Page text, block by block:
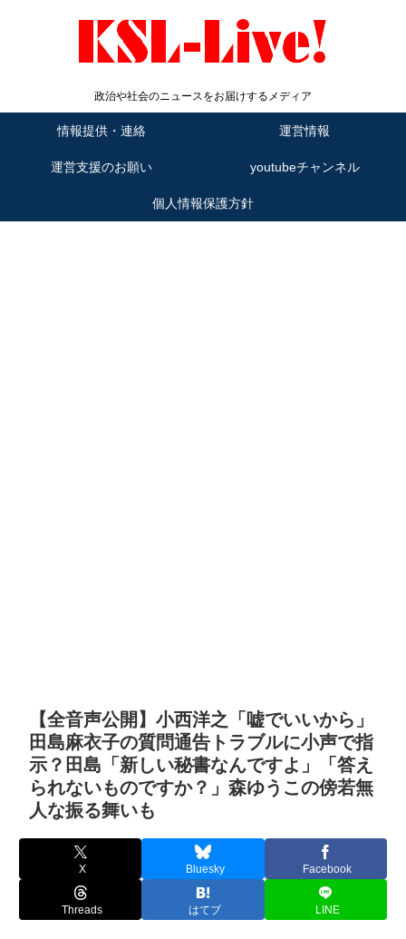
政治や社会のニュースをお届けするメディア
情報提供・連絡 運営情報
運営支援のお願い youtubeチャンネル
個人情報保護方針
【全音声公開】小西洋之「嘘でいいから」
田島麻衣子の質問通告トラブルに小声で指
示？田島「新しい秘書なんですよ」「答え
られないものですか？」森ゆうこの傍若無
人な振る舞いも
X Bluesky Facebook
Threads はてブ LINE